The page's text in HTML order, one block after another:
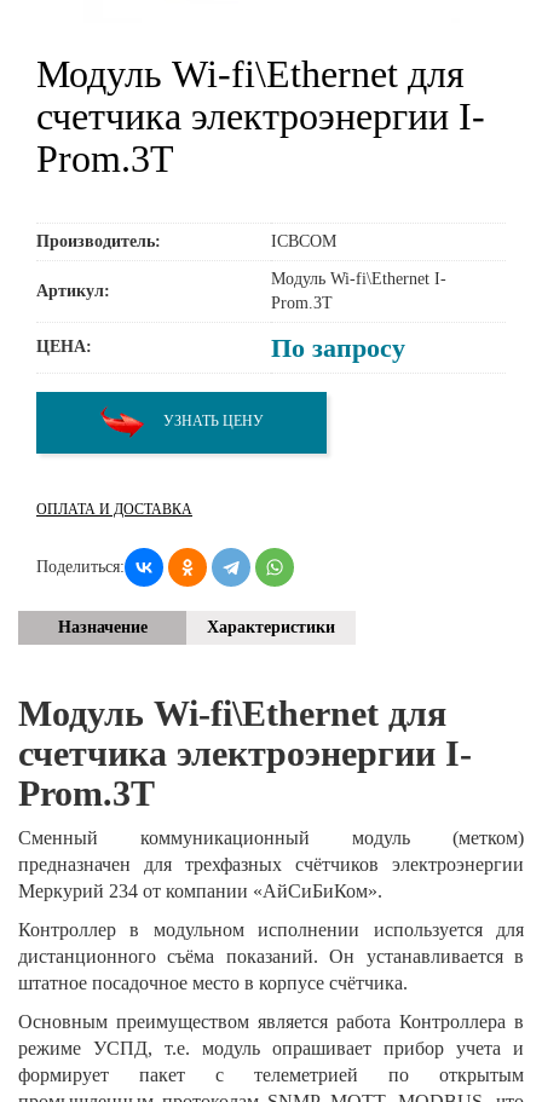
Модуль Wi-fi\Ethernet для
счетчика электроэнергии I-
Prom.3T
Производитель: ICBCOM
Артикул:
Модуль Wi-fi\Ethernet I-
Prom.3T
ЦЕНА: По запросу
УЗНАТЬ ЦЕНУ
ОПЛАТА И ДОСТАВКА
Поделиться:
Назначение Характеристики
Модуль Wi-fi\Ethernet для
счетчика электроэнергии I-
Prom.3T
Сменный коммуникационный модуль (метком)
предназначен для трехфазных счётчиков электроэнергии
Меркурий 234 от компании «АйСиБиКом».
Контроллер в модульном исполнении используется для
дистанционного съёма показаний. Он устанавливается в
штатное посадочное место в корпусе счётчика.
Основным преимуществом является работа Контроллера в
режиме УСПД, т.е. модуль опрашивает прибор учета и
формирует пакет с телеметрией по открытым